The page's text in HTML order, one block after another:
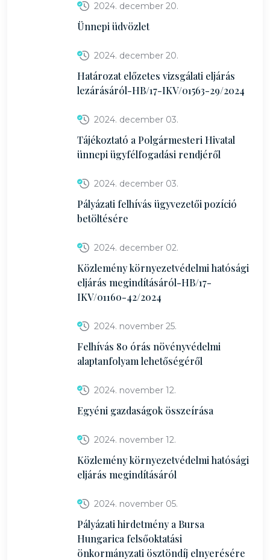
2024. december 20.
Ünnepi üdvözlet
2024. december 20.
Határozat előzetes vizsgálati eljárás
lezárásáról-HB/17-IKV/01563-29/2024
2024. december 03.
Tájékoztató a Polgármesteri Hivatal
ünnepi ügyfélfogadási rendjéről
2024. december 03.
Pályázati felhívás ügyvezetői pozíció
betöltésére
2024. december 02.
Közlemény környezetvédelmi hatósági
eljárás megindításáról-HB/17-
IKV/01160-42/2024
2024. november 25.
Felhívás 80 órás növényvédelmi
alaptanfolyam lehetőségéről
2024. november 12.
Egyéni gazdaságok összeírása
2024. november 12.
Közlemény környezetvédelmi hatósági
eljárás megindításáról
2024. november 05.
Pályázati hirdetmény a Bursa
Hungarica felsőoktatási
önkormányzati ösztöndíj elnyerésére